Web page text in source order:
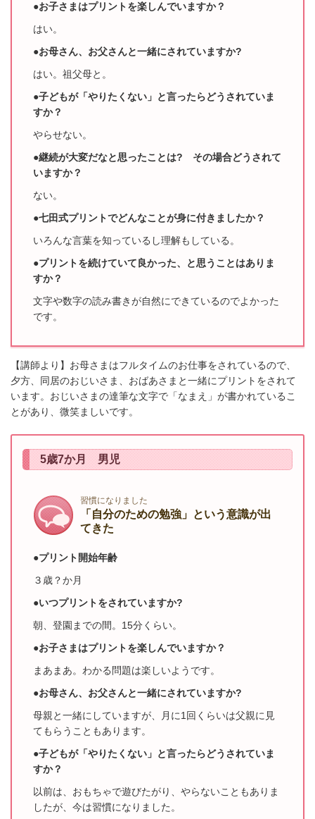
●お子さまはプリントを楽しんでいますか？
はい。
●お母さん、お父さんと一緒にされていますか?
はい。祖父母と。
●子どもが「やりたくない」と言ったらどうされていま
すか？
やらせない。
●継続が大変だなと思ったことは? その場合どうされて
いますか？
ない。
●七田式プリントでどんなことが身に付きましたか？
いろんな言葉を知っているし理解もしている。
●プリントを続けていて良かった、と思うことはありま
すか？
文字や数字の読み書きが自然にできているのでよかった
です。
【講師より】お母さまはフルタイムのお仕事をされているので、
夕方、同居のおじいさま、おばあさまと一緒にプリントをされて
います。おじいさまの達筆な文字で「なまえ」が書かれているこ
とがあり、微笑ましいです。
5歳7か月 男児
習慣になりました
「自分のための勉強」という意識が出
てきた
●プリント開始年齢
３歳？か月
●いつプリントをされていますか?
朝、登園までの間。15分くらい。
●お子さまはプリントを楽しんでいますか？
まあまあ。わかる問題は楽しいようです。
●お母さん、お父さんと一緒にされていますか?
母親と一緒にしていますが、月に1回くらいは父親に見
てもらうこともあります。
●子どもが「やりたくない」と言ったらどうされていま
すか？
以前は、おもちゃで遊びたがり、やらないこともありま
したが、今は習慣になりました。